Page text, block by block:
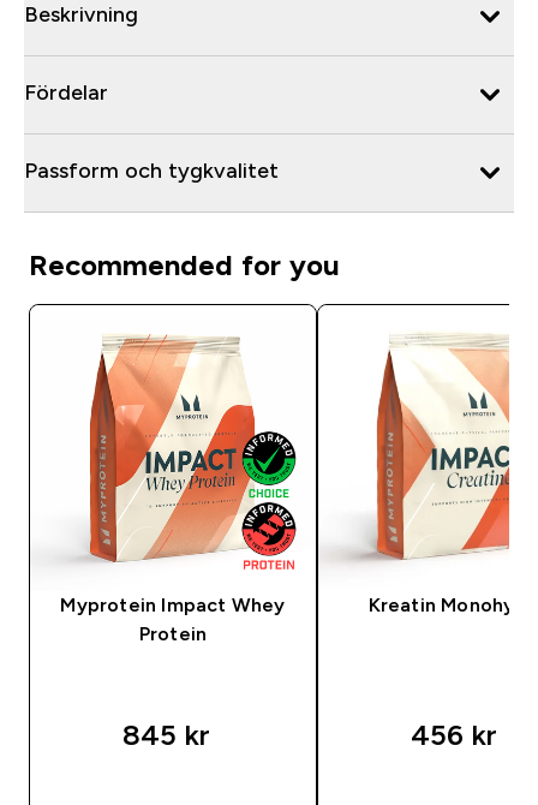
Beskrivning
Fördelar
Passform och tygkvalitet
Recommended for you
Myprotein Impact Whey
Protein
845 kr‎
Kreatin
456 kr‎